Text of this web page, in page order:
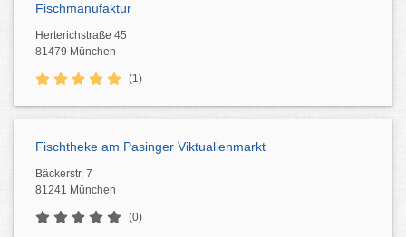
Fischmanufaktur
Herterichstraße 45
81479 München
(1)
Fischtheke am Pasinger Viktualienmarkt
Bäckerstr. 7
81241 München
(0)